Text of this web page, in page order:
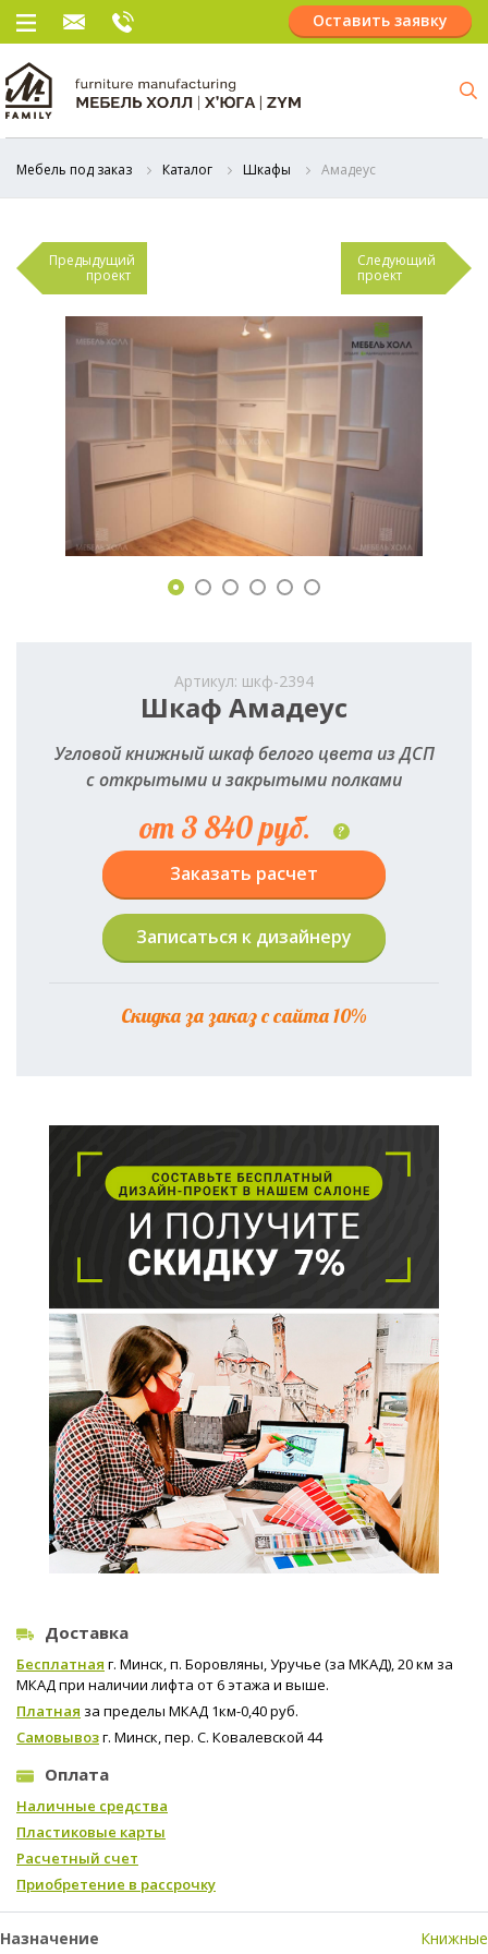
Оставить заявку
Мебель под заказ Каталог Шкафы Амадеус
Предыдущий
проект
Следующий
проект
Артикул: шкф-2394
Шкаф Амадеус
Угловой книжный шкаф белого цвета из ДСП
с открытыми и закрытыми полками
от 3 840 руб. ?
Заказать расчет
Записаться к дизайнеру
Скидка за заказ с сайта 10%
Доставка
Бесплатная г. Минск, п. Боровляны, Уручье (за МКАД), 20 км за
МКАД при наличии лифта от 6 этажа и выше.
Платная за пределы МКАД 1км-0,40 руб.
Самовывозг. Минск, пер. С. Ковалевской 44
Оплата
Наличные средства
Пластиковые карты
Расчетный счет
Приобретение в рассрочку
Назначение Книжные